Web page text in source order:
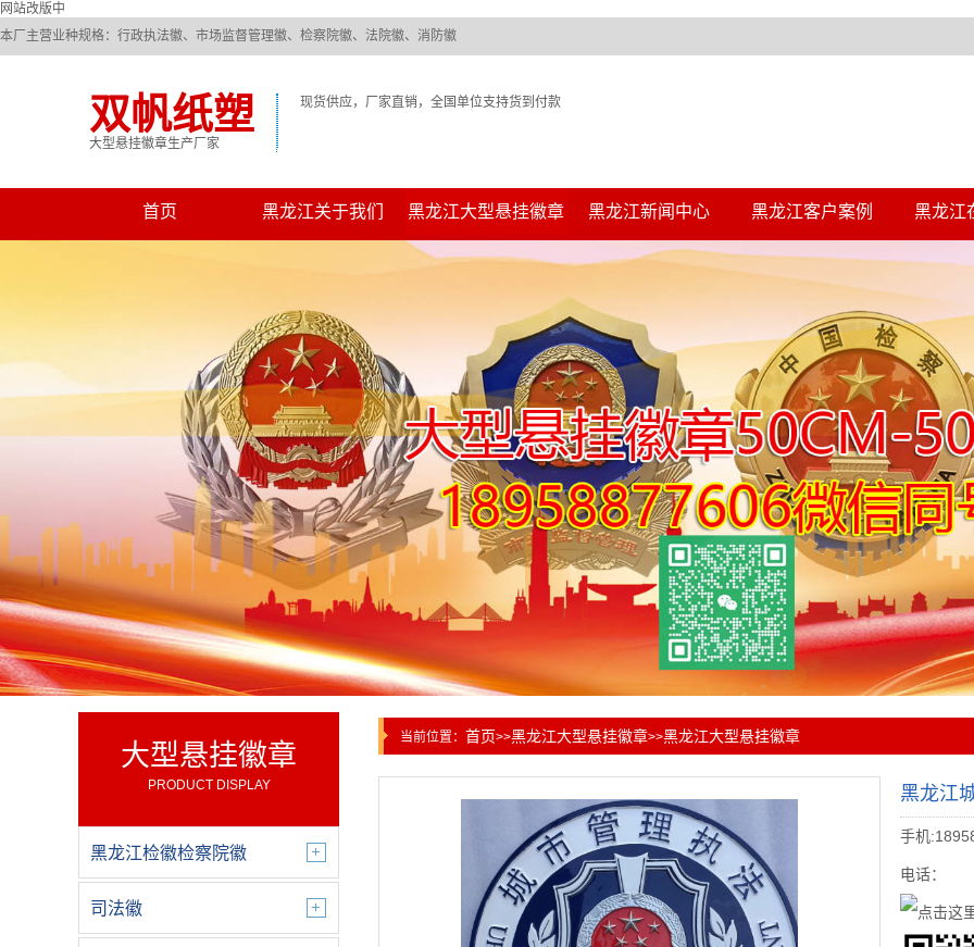
网站改版中
本厂主营业种规格：行政执法徽、市场监督管理徽、检察院徽、法院徽、消防徽
双帆纸塑
大型悬挂徽章生产厂家
现货供应，厂家直销，全国单位支持货到付款
首页 黑龙江关于我们 黑龙江大型悬挂徽章 黑龙江新闻中心 黑龙江客户案例 黑龙江
大型悬挂徽章
PRODUCT DISPLAY
黑龙江检徽检察院徽
司法徽
当前位置： 首页>>黑龙江大型悬挂徽章>>黑龙江大型悬挂徽章
黑龙江
手机
电话：